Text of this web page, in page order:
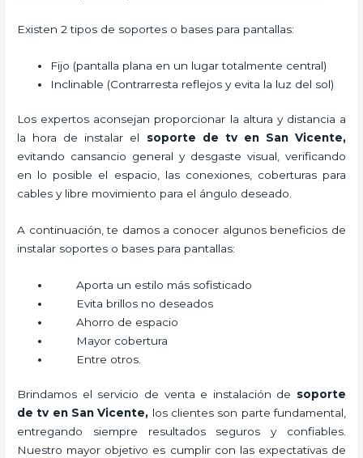
Existen 2 tipos de soportes o bases para pantallas:
Fijo (pantalla plana en un lugar totalmente central)
Inclinable (Contrarresta reflejos y evita la luz del sol)
Los expertos aconsejan proporcionar la altura y distancia a
la hora de instalar el soporte de tv en San Vicente,
evitando cansancio general y desgaste visual, verificando
en lo posible el espacio, las conexiones, coberturas para
cables y libre movimiento para el ángulo deseado.
A continuación, te damos a conocer algunos beneficios de
instalar soportes o bases para pantallas:
Aporta un estilo más sofisticado
Evita brillos no deseados
Ahorro de espacio
Mayor cobertura
Entre otros.
Brindamos el servicio de venta e instalación de soporte
de tv en San Vicente, los clientes son parte fundamental,
entregando siempre resultados seguros y confiables.
Nuestro mayor objetivo es cumplir con las expectativas de